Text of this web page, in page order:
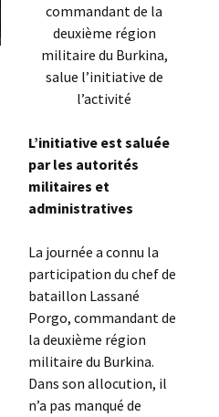
commandant de la
deuxième région
militaire du Burkina,
salue l’initiative de
l’activité
L’initiative est saluée
par les autorités
militaires et
administratives
La journée a connu la
participation du chef de
bataillon Lassané
Porgo, commandant de
la deuxième région
militaire du Burkina.
Dans son allocution, il
n’a pas manqué de